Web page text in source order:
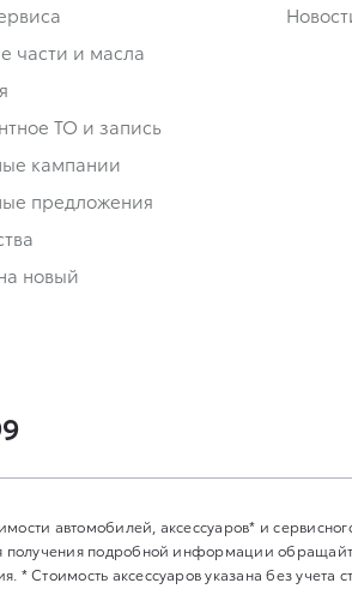
части и масла
ТО и запись
кампании
предложения
новый
автомобилей, аксессуаров* и
подробной информации
Стоимость аксессуаров указана без учета